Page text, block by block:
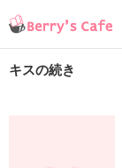
キスの続き